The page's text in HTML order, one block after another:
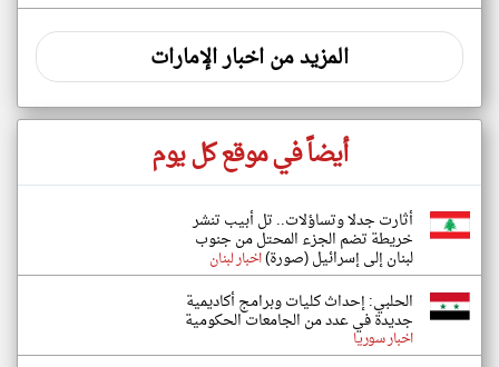
المزيد من اخبار الإمارات
أيضاً في موقع كل يوم
أثارت جدلا وتساؤلات.. تل أبيب تنشر
خريطة تضم الجزء المحتل من جنوب
لبنان إلى إسرائيل (صورة)اخبار لبنان
الحلبي: إحداث كليات وبرامج أكاديمية
جديدة في عدد من الجامعات الحكومية
اخبار سوريا